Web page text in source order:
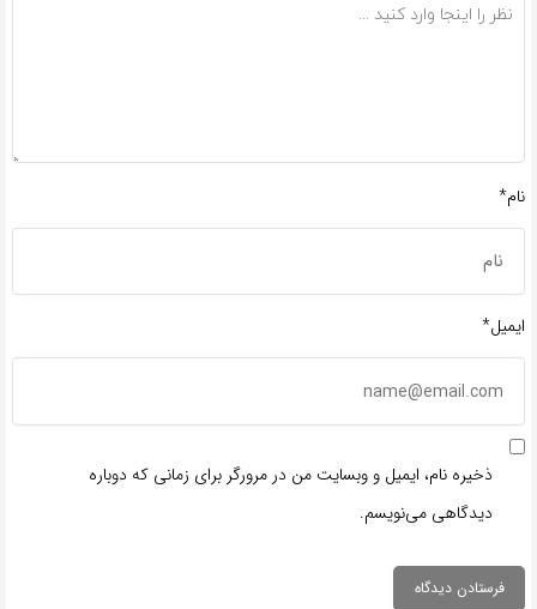
نام*
ایمیل*
ذخیره نام، ایمیل و وبسایت من در مرورگر برای زمانی که دوباره
دیدگاهی می‌نویسم.